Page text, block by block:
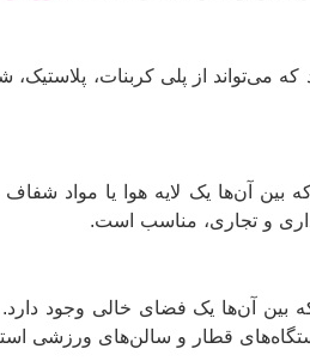
می‌تواند از پلی کربنات،
بین آن‌ها یک لایه هوا یا مواد
و تجاری، مناسب است.
بین آن‌ها یک فضای خالی وجود
قطار و سالن‌های ورزشی